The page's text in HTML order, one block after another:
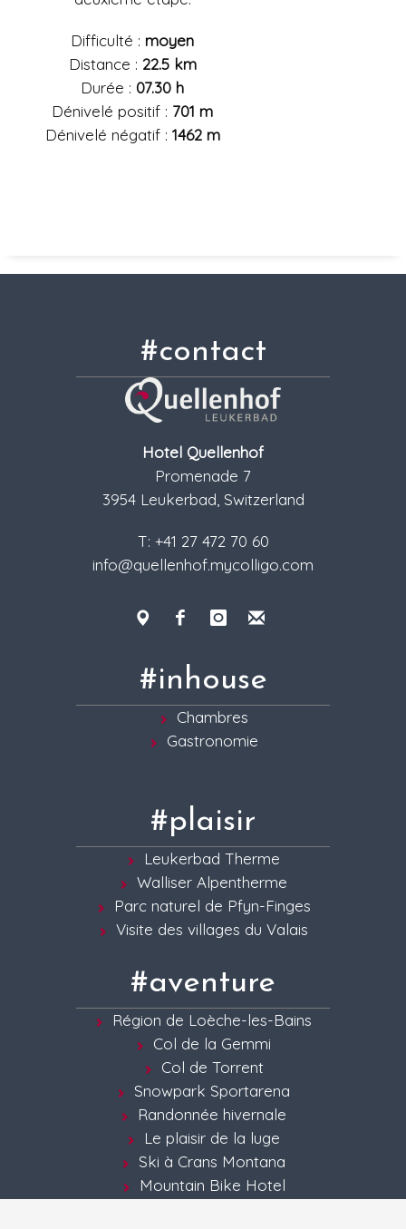
Difficulté : moyen
Distance : 22.5 km
Durée : 07.30 h
Dénivelé positif : 701 m
Dénivelé négatif : 1462 m
#contact
Hotel Quellenhof
Promenade 7
3954 Leukerbad, Switzerland
T: +41 27 472 70 60
info@quellenhof.mycolligo.com
#inhouse
Chambres
Gastronomie
#plaisir
Leukerbad Therme
Walliser Alpentherme
Parc naturel de Pfyn-Finges
Visite des villages du Valais
#aventure
Région de Loèche-les-Bains
Col de la Gemmi
Col de Torrent
Snowpark Sportarena
Randonnée hivernale
Le plaisir de la luge
Ski à Crans Montana
Mountain Bike Hotel